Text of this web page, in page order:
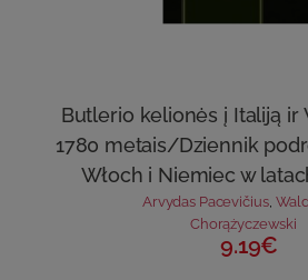
Butlerio kelionės į Italiją ir
1780 metais/Dziennik
Włoch i Niemiec w
Arvydas Pacevičius,
Chorążyczewski
9.19€